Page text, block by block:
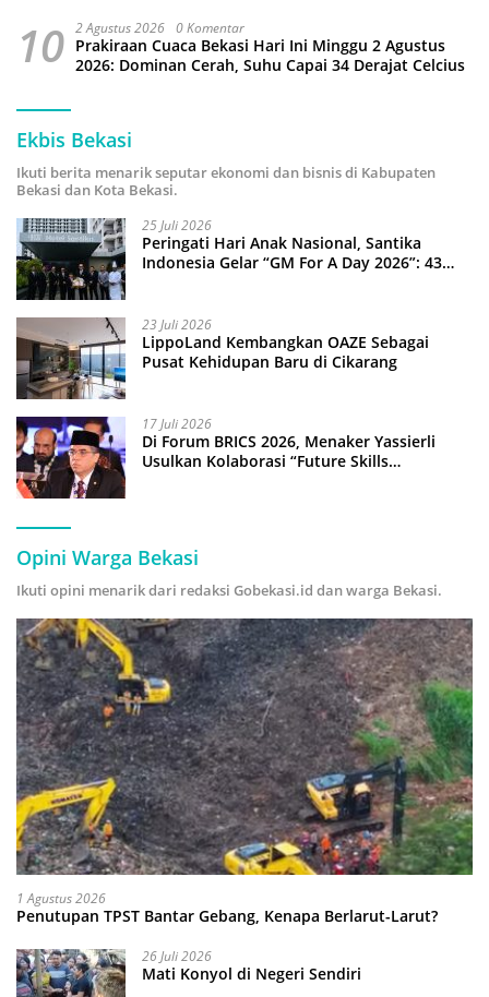
10 2 Agustus 2026 0 Komentar
Prakiraan Cuaca Bekasi Hari Ini Minggu 2 Agustus
2026: Dominan Cerah, Suhu Capai 34 Derajat Celcius
Ekbis Bekasi
Ikuti berita menarik seputar ekonomi dan bisnis di Kabupaten
Bekasi dan Kota Bekasi.
25 Juli 2026
Peringati Hari Anak Nasional, Santika
Indonesia Gelar “GM For A Day 2026”: 43
23 Juli 2026
LippoLand Kembangkan OAZE Sebagai
Pusat Kehidupan Baru di Cikarang
17 Juli 2026
Di Forum BRICS 2026, Menaker Yassierli
Usulkan Kolaborasi “Future Skills
Opini Warga Bekasi
Ikuti opini menarik dari redaksi Gobekasi.id dan warga Bekasi.
1 Agustus 2026
Penutupan TPST Bantar Gebang, Kenapa Berlarut-Larut?
26 Juli 2026
Mati Konyol di Negeri Sendiri